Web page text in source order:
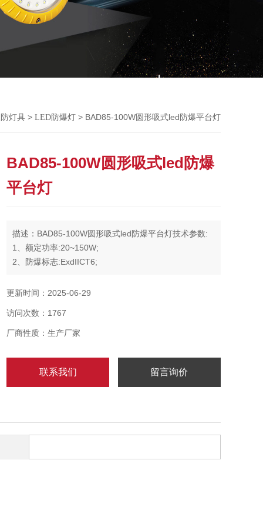
灯具 > LED防爆灯 > BAD85-100W圆形吸式led防爆平台灯
BAD85-100W圆形吸式led防爆
平台灯
描述：BAD85-100W圆形吸式led防爆平台灯技术参数:
1、额定功率:20~150W;
2、防爆标志:ExdIICT6;
4、额定电压:220V;
更新时间：2025-06-29
访问次数：1767
厂商性质：生产厂家
联系我们 留言询价